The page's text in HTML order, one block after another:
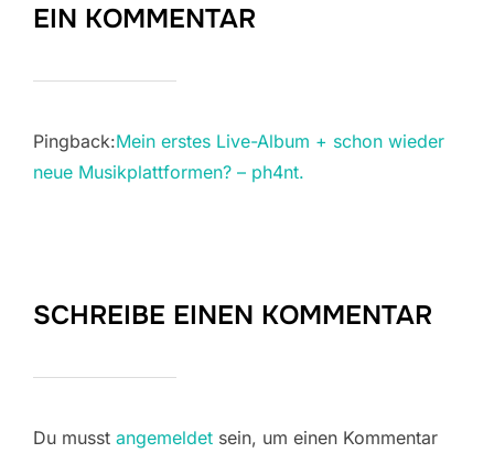
EIN KOMMENTAR
Pingback:Mein erstes Live-Album + schon wieder
neue Musikplattformen? – ph4nt.
SCHREIBE EINEN KOMMENTAR
Du musst angemeldet sein, um einen Kommentar